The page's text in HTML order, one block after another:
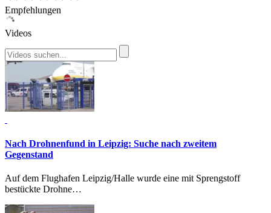
Empfehlungen
Videos
Nach Drohnenfund in Leipzig: Suche nach zweitem
Gegenstand
Auf dem Flughafen Leipzig/Halle wurde eine mit Sprengstoff
bestückte Drohne…